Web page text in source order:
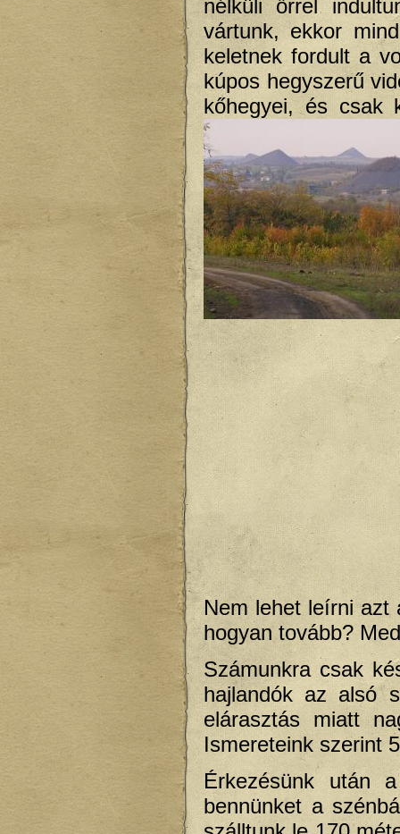
nélküli őrrel
vártunk, ekkor
keletnek fordult a
kúpos hegyszerű
kőhegyei, és csak
Nem lehet leírni azt
hogyan tovább?
Számunkra csak
hajlandók az alsó
elárasztás miatt
Ismereteink szerint
Érkezésünk után
bennünket a